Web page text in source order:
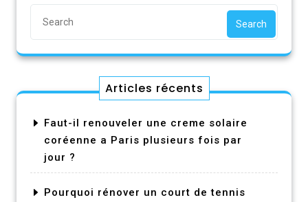
Search
Articles récents
Faut-il renouveler une creme solaire
coréenne a Paris plusieurs fois par
jour ?
Pourquoi rénover un court de tennis